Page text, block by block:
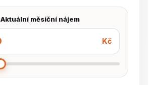
Aktuální měsíční nájem
Kč